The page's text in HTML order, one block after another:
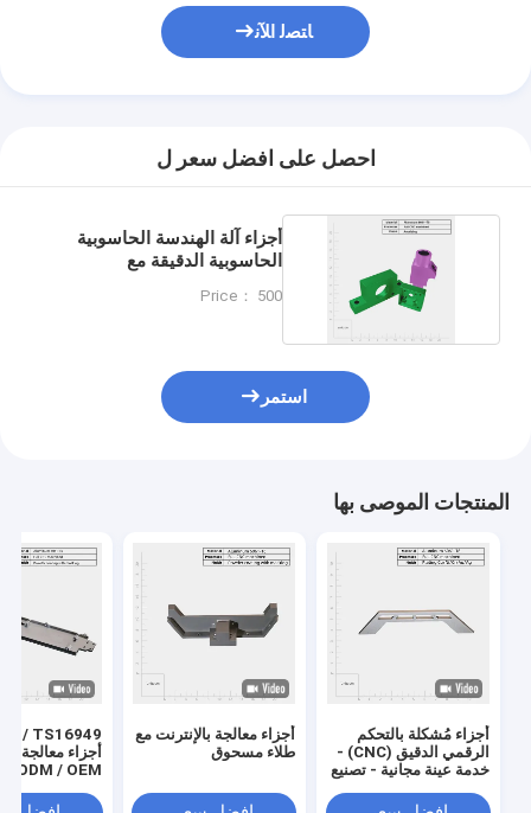
ﺎﺘﺼﻟ ﺍﻶﻧ
احصل على افضل سعر ل
أجزاء آلة الهندسة الحاسوبية
الحاسوبية الدقيقة مع
Price： 500
استمر
المنتجات الموصى بها
أجزاء مُشكلة بالتحكم
الرقمي الدقيق (CNC) -
خدمة عينة مجانية - تصنيع
أجزاء معالجة بالإنترنت مع
طلاء مسحوق
/ TS16949
ODM / OEM